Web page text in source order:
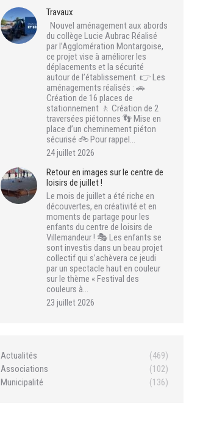
Travaux
Nouvel aménagement aux abords
du collège Lucie Aubrac Réalisé
par l’Agglomération Montargoise,
ce projet vise à améliorer les
déplacements et la sécurité
autour de l’établissement. 👉 Les
aménagements réalisés : 🚗
Création de 16 places de
stationnement 🚶 Création de 2
traversées piétonnes 👣 Mise en
place d’un cheminement piéton
sécurisé 🚲 Pour rappel…
24 juillet 2026
Retour en images sur le centre de
loisirs de juillet !
Le mois de juillet a été riche en
découvertes, en créativité et en
moments de partage pour les
enfants du centre de loisirs de
Villemandeur ! 🎭 Les enfants se
sont investis dans un beau projet
collectif qui s’achèvera ce jeudi
par un spectacle haut en couleur
sur le thème « Festival des
couleurs à…
23 juillet 2026
Actualités
(469)
Associations
(102)
Municipalité
(136)